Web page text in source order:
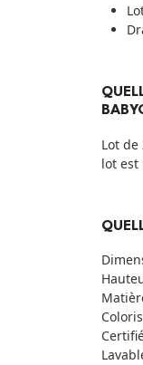
Lot
lot est